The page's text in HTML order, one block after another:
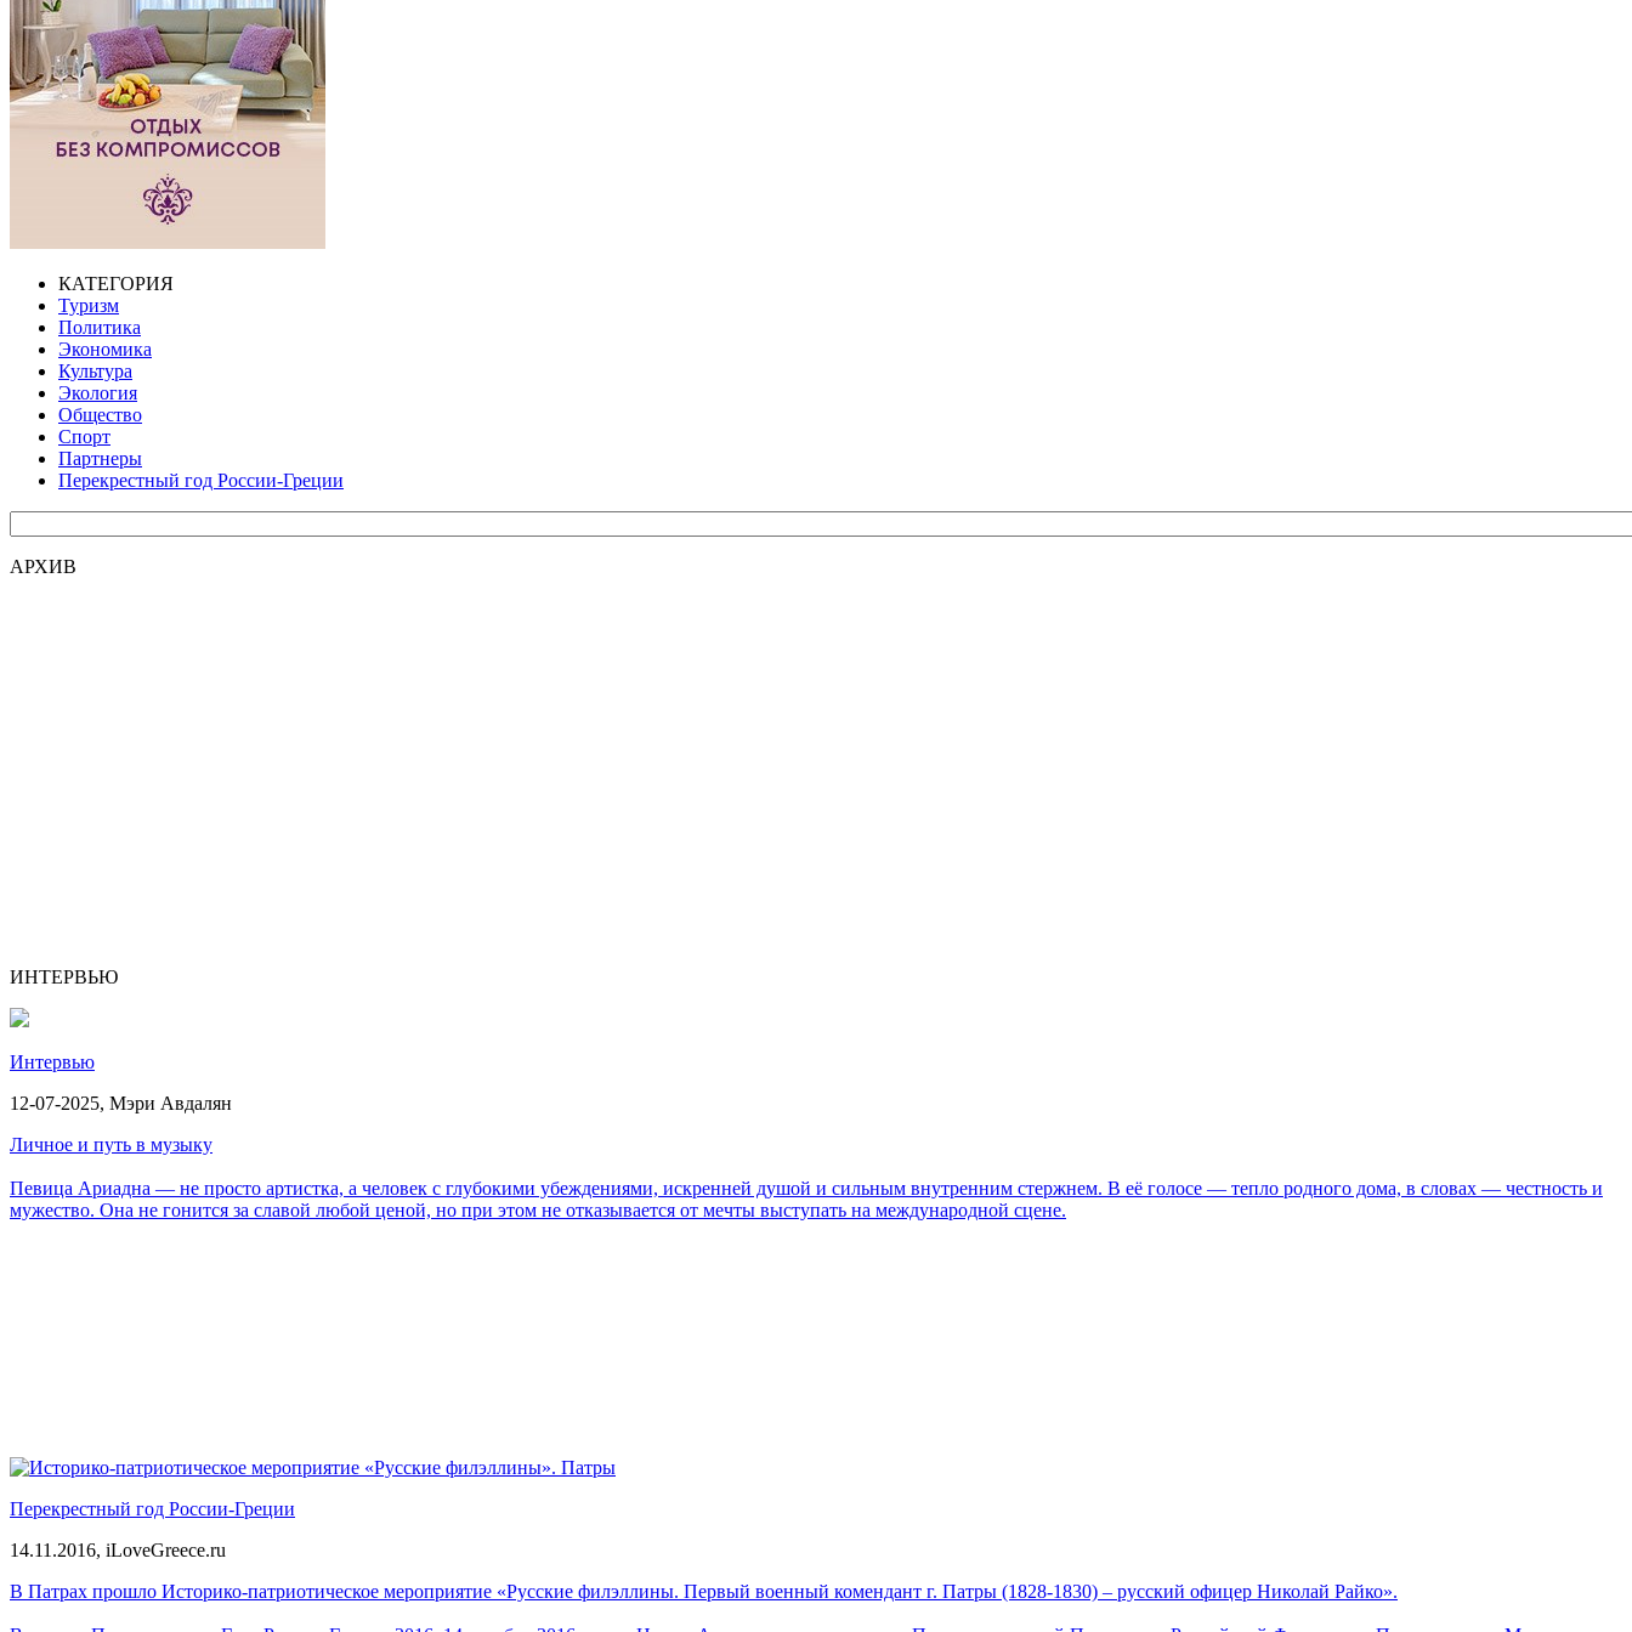
КАТЕГОРИЯ
Туризм
Политика
Экономика
Культура
Экология
Общество
Спорт
Партнеры
Перекрестный год России-Греции
АРХИВ
ИНТЕРВЬЮ
Интервью
12-07-2025, Мэри Авдалян
Личное и путь в музыку
Певица Ариадна — не просто артистка, а человек с глубокими убеждениями, искренней душой и сильным внутренним стержнем. В её голосе — тепло родного дома, в словах — честность и
мужество. Она не гонится за славой любой ценой, но при этом не отказывается от мечты выступать на международной сцене.
Перекрестный год России-Греции
14.11.2016, iLoveGreece.ru
В Патрах прошло Историко-патриотическое мероприятие «Русские филэллины. Первый военный комендант г. Патры (1828-1830) – русский офицер Николай Райко».